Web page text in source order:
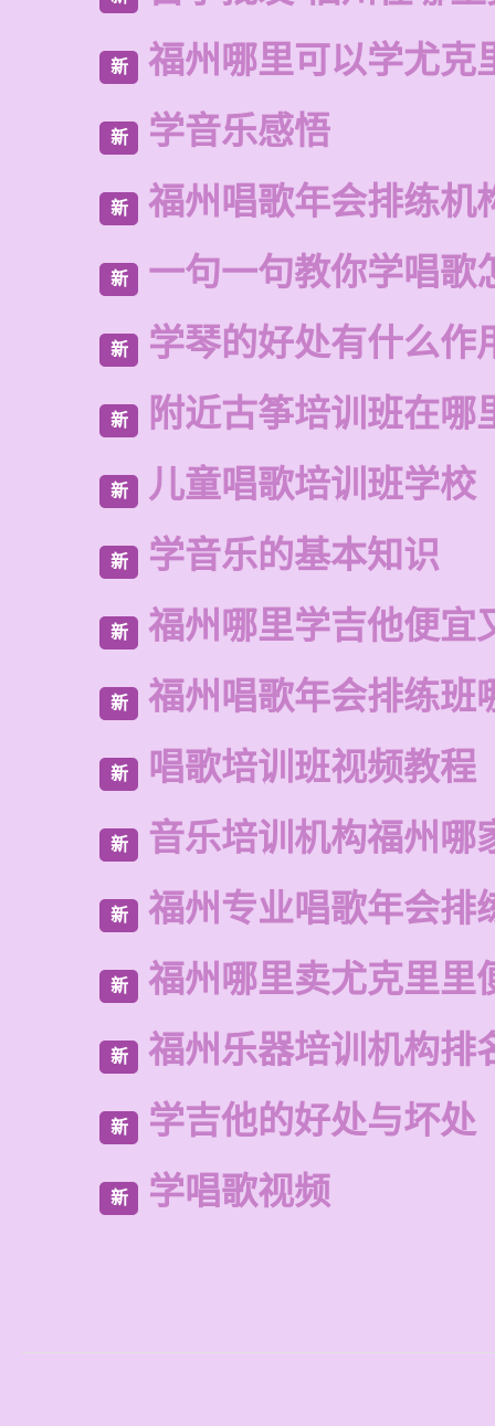
新 福州哪里可以学尤克
新 学音乐感悟
新 福州唱歌年会排练机
新 一句一句教你学唱歌
新 学琴的好处有什么作
新 附近古筝培训班在哪
新 儿童唱歌培训班学校
新 学音乐的基本知识
新 福州哪里学吉他便宜
新 福州唱歌年会排练班
新 唱歌培训班视频教程
新 音乐培训机构福州哪
新 福州专业唱歌年会排
新 福州哪里卖尤克里里
新 福州乐器培训机构排
新 学吉他的好处与坏处
新 学唱歌视频